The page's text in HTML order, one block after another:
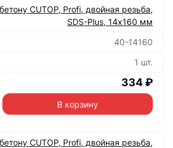
CUTOP, Profi, двойная резьба,
SDS-Plus, 14х160 мм
40-14160
1 шт.
334 ₽
В корзину
CUTOP, Profi, двойная резьба,